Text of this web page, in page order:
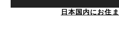
日本国内にお住